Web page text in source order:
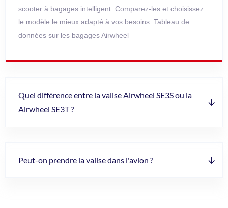
scooter à bagages intelligent. Comparez-les et choisissez
le modèle le mieux adapté à vos besoins. Tableau de
données sur les bagages Airwheel
Quel différence entre la valise Airwheel SE3S ou la
Airwheel SE3T ?
Peut-on prendre la valise dans l'avion ?